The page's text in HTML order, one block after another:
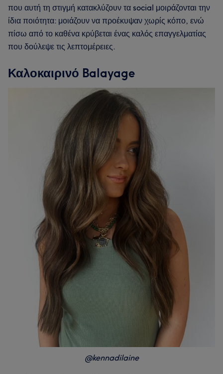
που αυτή τη στιγμή κατακλύζουν τα social μοιράζονται την
ίδια ποιότητα: μοιάζουν να προέκυψαν χωρίς κόπο, ενώ
πίσω από το καθένα κρύβεται ένας καλός επαγγελματίας
που δούλεψε τις λεπτομέρειες.
Καλοκαιρινό Balayage
@kennadilaine